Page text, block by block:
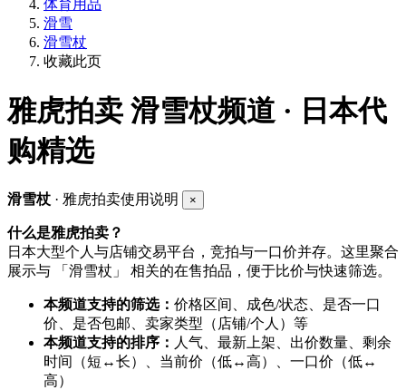
体育用品
滑雪
滑雪杖
收藏此页
雅虎拍卖 滑雪杖频道 · 日本代
购精选
滑雪杖 · 雅虎拍卖使用说明 ×
什么是雅虎拍卖？
日本大型个人与店铺交易平台，竞拍与一口价并存。这里聚合
展示与 「滑雪杖」 相关的在售拍品，便于比价与快速筛选。
本频道支持的筛选： 价格区间、成色/状态、是否一口
价、是否包邮、卖家类型（店铺/个人）等
本频道支持的排序： 人气、最新上架、出价数量、剩余
时间（短↔长）、当前价（低↔高）、一口价（低↔
高）